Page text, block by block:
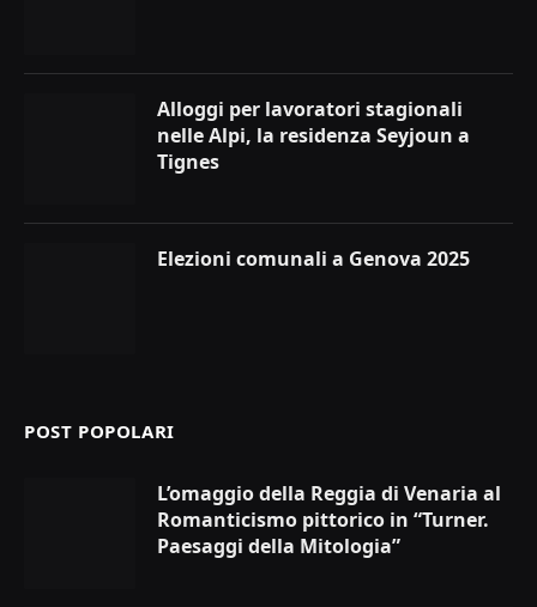
Alloggi per lavoratori stagionali
nelle Alpi, la residenza Seyjoun a
Tignes
Elezioni comunali a Genova 2025
POST POPOLARI
L’omaggio della Reggia di Venaria al
Romanticismo pittorico in “Turner.
Paesaggi della Mitologia”